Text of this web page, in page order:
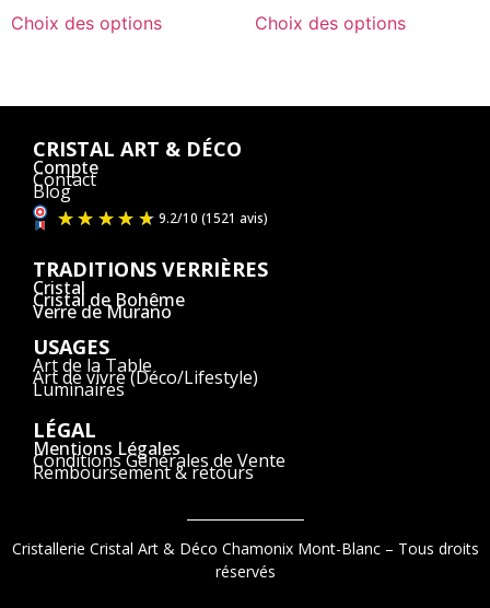
Choix des options Choix des options
CRISTAL ART & DÉCO
Compte
Contact
Blog
TRADITIONS VERRIÈRES
Cristal
Cristal de Bohême
Verre de Murano
USAGES
Art de la Table
Art de vivre (Déco/Lifestyle)
Luminaires
LÉGAL
Mentions Légales
Conditions Générales de Vente
Remboursement & retours
Cristallerie Cristal Art & Déco Chamonix Mont-Blanc – Tous droits
réservés